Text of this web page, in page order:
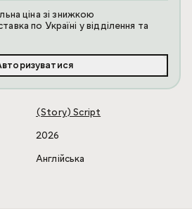
ціна зі знижкою
по Україні у відділення та
(Story) Script
2026
Англійська